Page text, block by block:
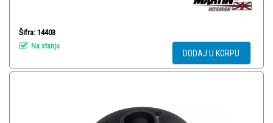
Šifra: 14403
Na stanju
DODAJ U KORPU